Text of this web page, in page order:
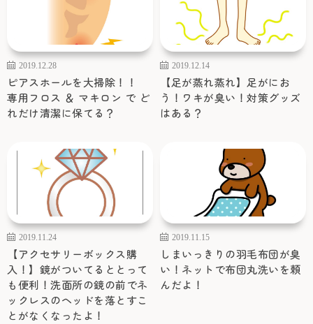
2019.12.28
ピアスホールを大掃除！！
専用フロス ＆ マキロン で ど
れだけ清潔に保てる？
2019.12.14
【足が蒸れ蒸れ】足がにお
う！ワキが臭い！対策グッズ
はある？
2019.11.24
【アクセサリーボックス購
入！】鏡がついてるととって
も便利！洗面所の鏡の前でネ
ックレスのヘッドを落とすこ
とがなくなったよ！
2019.11.15
しまいっきりの羽毛布団が臭
い！ネットで布団丸洗いを頼
んだよ！